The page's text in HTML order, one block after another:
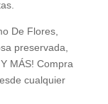
De Flores,
preservada,
MÁS! Compra
cualquier